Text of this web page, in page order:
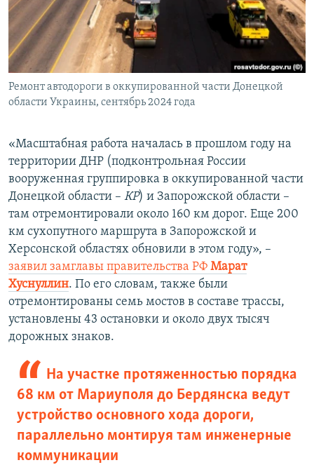
Ремонт автодороги в оккупированной части Донецкой
области Украины, сентябрь 2024 года
«Масштабная работа началась в прошлом году на
территории ДНР (подконтрольная России
вооруженная группировка в оккупированной части
Донецкой области – КР) и Запорожской области –
там отремонтировали около 160 км дорог. Еще 200
км сухопутного маршрута в Запорожской и
Херсонской областях обновили в этом году», –
заявил замглавы правительства РФ Марат
Хуснуллин. По его словам, также были
отремонтированы семь мостов в составе трассы,
установлены 43 остановки и около двух тысяч
дорожных знаков.
На участке протяженностью порядка
68 км от Мариуполя до Бердянска ведут
устройство основного хода дороги,
параллельно монтируя там инженерные
коммуникации